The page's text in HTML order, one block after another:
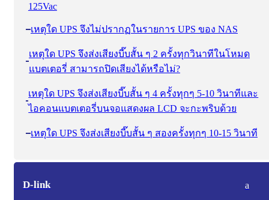
125Vac
เหตุใด UPS จึงไม่ปรากฏในรายการ UPS ของ NAS
เหตุใด UPS จึงส่งเสียงบี๊บสั้น ๆ 2 ครั้งทุกวินาทีในโหมด
แบตเตอรี่ สามารถปิดเสียงได้หรือไม่?
เหตุใด UPS จึงส่งเสียงบี๊บสั้น ๆ 4 ครั้งทุกๆ 5-10 วินาทีและ
ไอคอนแบตเตอรี่บนจอแสดงผล LCD จะกะพริบด้วย
เหตุใด UPS จึงส่งเสียงบี๊บสั้น ๆ สองครั้งทุกๆ 10-15 วินาที
a
D-link